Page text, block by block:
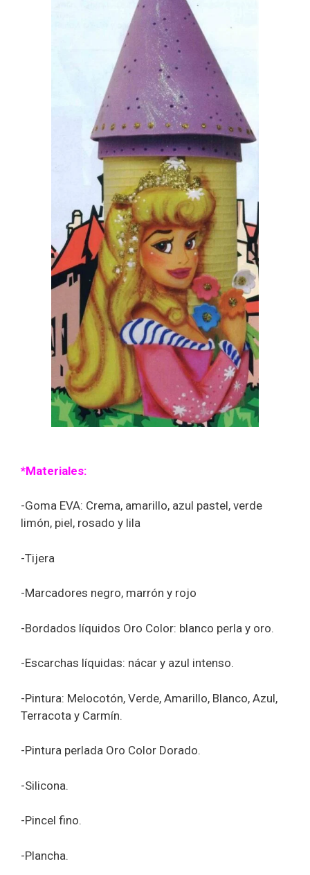
*Materiales:
-Goma EVA: Crema, amarillo, azul pastel, verde
limón, piel, rosado y lila
-Tijera
-Marcadores negro, marrón y rojo
-Bordados líquidos Oro Color: blanco perla y oro.
-Escarchas líquidas: nácar y azul intenso.
-Pintura: Melocotón, Verde, Amarillo, Blanco, Azul,
Terracota y Carmín.
-Pintura perlada Oro Color Dorado.
-Silicona.
-Pincel fino.
-Plancha.